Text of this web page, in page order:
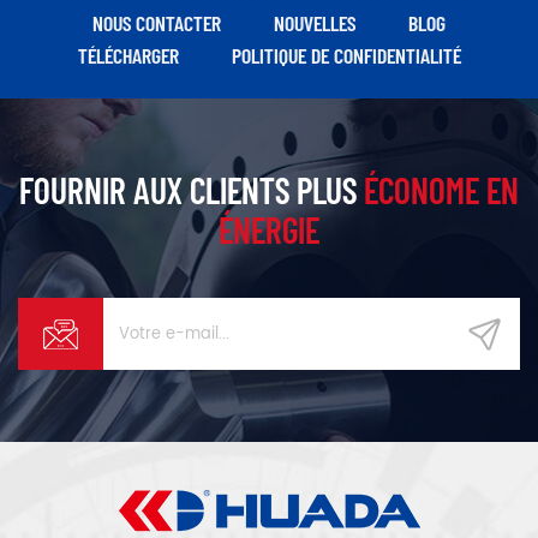
NOUS CONTACTER
NOUVELLES
BLOG
TÉLÉCHARGER
POLITIQUE DE CONFIDENTIALITÉ
FOURNIR AUX CLIENTS PLUSÉCONOME EN
ÉNERGIE